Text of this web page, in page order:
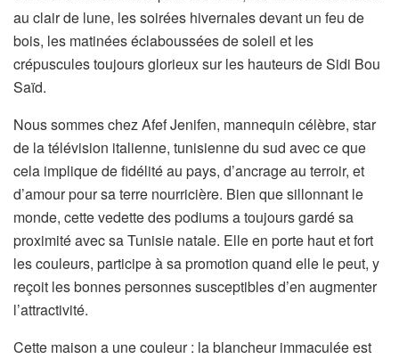
au clair de lune, les soirées hivernales devant un feu de
bois, les matinées éclaboussées de soleil et les
crépuscules toujours glorieux sur les hauteurs de Sidi Bou
Saïd.
Nous sommes chez Afef Jenifen, mannequin célèbre, star
de la télévision italienne, tunisienne du sud avec ce que
cela implique de fidélité au pays, d’ancrage au terroir, et
d’amour pour sa terre nourricière. Bien que sillonnant le
monde, cette vedette des podiums a toujours gardé sa
proximité avec sa Tunisie natale. Elle en porte haut et fort
les couleurs, participe à sa promotion quand elle le peut, y
reçoit les bonnes personnes susceptibles d’en augmenter
l’attractivité.
Cette maison a une couleur : la blancheur immaculée est